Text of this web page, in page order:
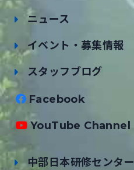
ニュース
イベント・募集情報
スタッフブログ
Facebook
YouTube Channel
中部日本研修センター